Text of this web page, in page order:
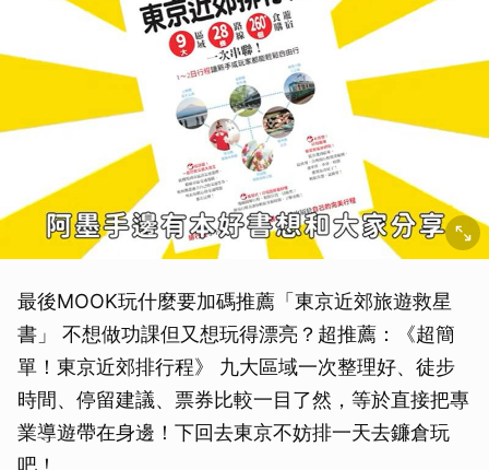
最後MOOK玩什麼要加碼推薦「東京近郊旅遊救星
書」 不想做功課但又想玩得漂亮？超推薦：《超簡
單！東京近郊排行程》 九大區域一次整理好、徒步
時間、停留建議、票券比較一目了然，等於直接把專
業導遊帶在身邊！下回去東京不妨排一天去鐮倉玩
吧！